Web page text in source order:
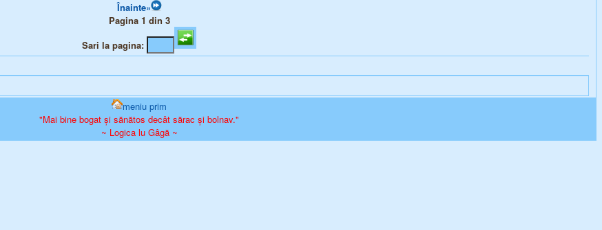
Înainte»
Pagina 1 din 3
Sari la pagina:
meniu prim
"Mai bine bogat și sănătos decât sărac și bolnav."
~ Logica lu Gâgă ~